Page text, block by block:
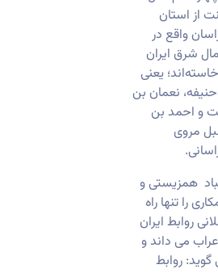
از استان
واقع در
شرق ایران
یعنی
نعمان بن
و احمد بن
مروی
همزیستی و
را تنها راه
روابط ایران
می داند و
روابط